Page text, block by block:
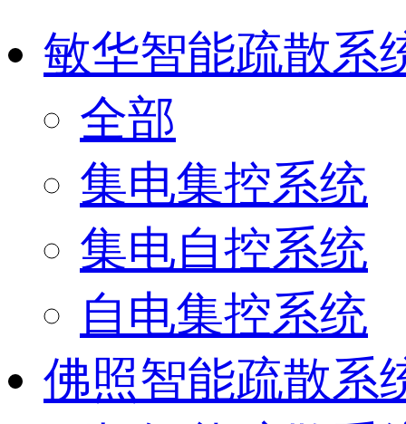
敏华智能疏散系
全部
集电集控系统
集电自控系统
自电集控系统
佛照智能疏散系